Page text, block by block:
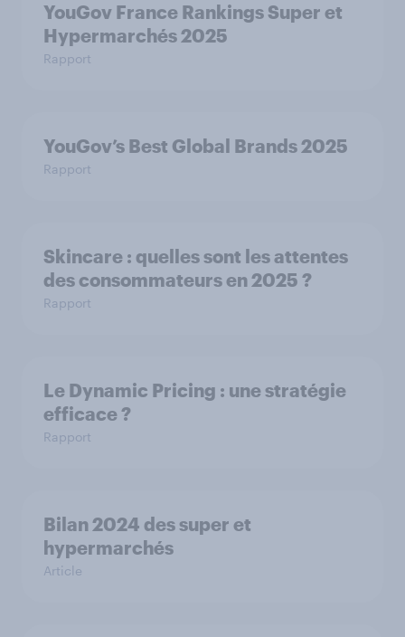
YouGov France Rankings Super et
Hypermarchés 2025
Rapport
YouGov’s Best Global Brands 2025
Rapport
Skincare : quelles sont les attentes
des consommateurs en 2025 ?
Rapport
Le Dynamic Pricing : une stratégie
efficace ?
Rapport
Bilan 2024 des super et
hypermarchés
Article